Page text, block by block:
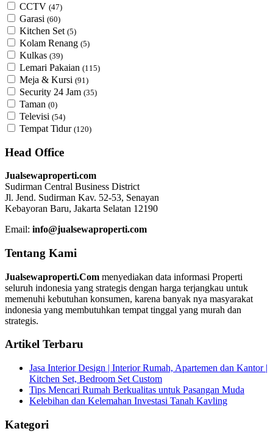
CCTV (47)
Garasi (60)
Kitchen Set (5)
Kolam Renang (5)
Kulkas (39)
Lemari Pakaian (115)
Meja & Kursi (91)
Security 24 Jam (35)
Taman (0)
Televisi (54)
Tempat Tidur (120)
Head Office
Jualsewaproperti.com
Sudirman Central Business District
Jl. Jend. Sudirman Kav. 52-53, Senayan
Kebayoran Baru, Jakarta Selatan 12190
Email: info@jualsewaproperti.com
Tentang Kami
Jualsewaproperti.Com menyediakan data informasi Properti
seluruh indonesia yang strategis dengan harga terjangkau untuk
memenuhi kebutuhan konsumen, karena banyak nya masyarakat
indonesia yang membutuhkan tempat tinggal yang murah dan
strategis.
Artikel Terbaru
Jasa Interior Design | Interior Rumah, Apartemen dan Kantor |
Kitchen Set, Bedroom Set Custom
Tips Mencari Rumah Berkualitas untuk Pasangan Muda
Kelebihan dan Kelemahan Investasi Tanah Kavling
Kategori